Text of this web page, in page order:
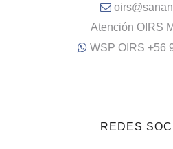
Atención OIRS
WSP OIRS +56
REDES